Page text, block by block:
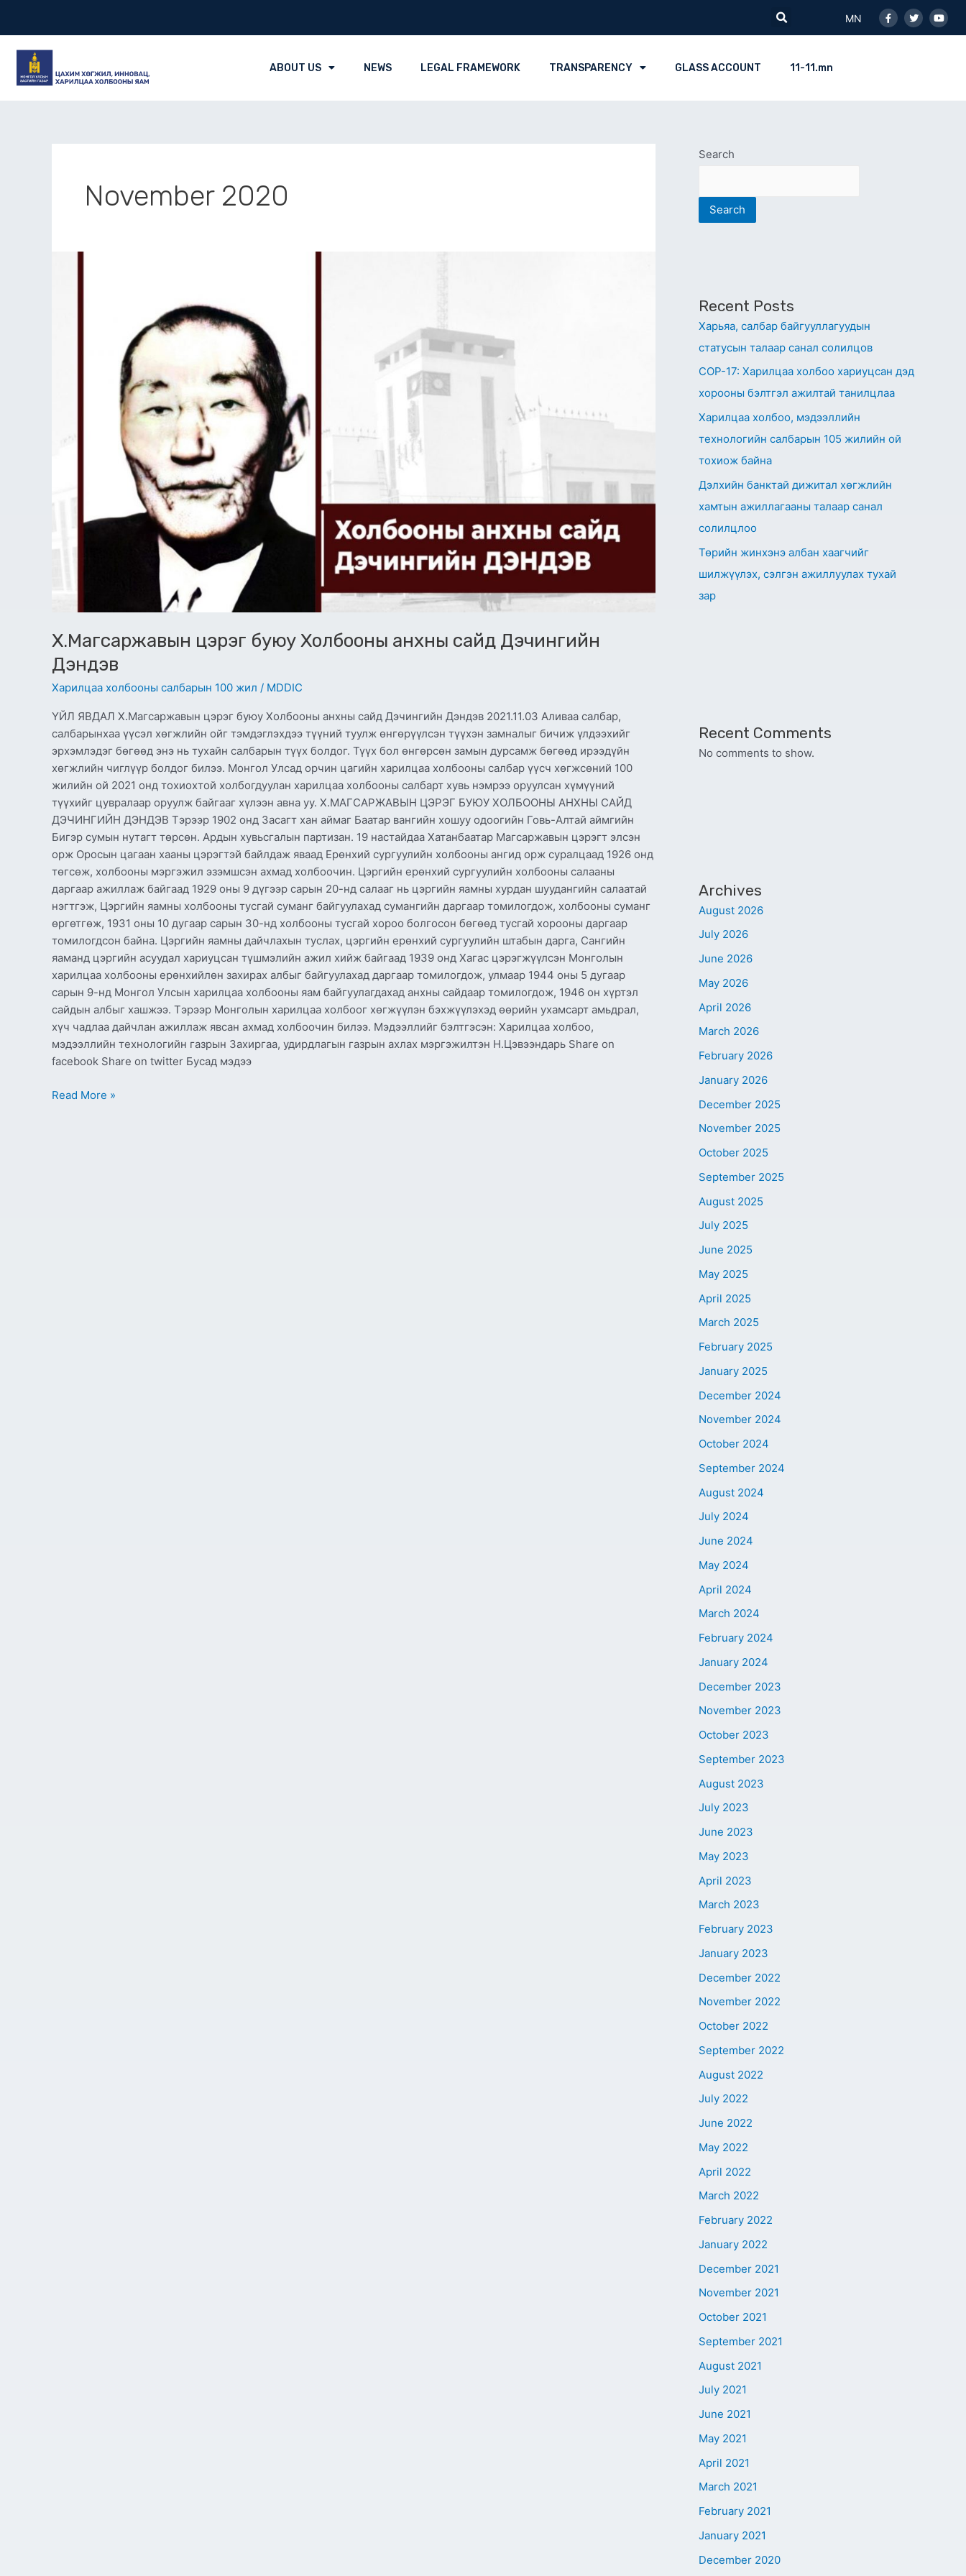
Search
MN
f
ABOUT US NEWS LEGAL FRAMEWORK TRANSPARENCY GLASS ACCOUNT 11-11.mn
November 2020
Х.Магсаржавын цэрэг буюу Холбооны анхны сайд Дэчингийн
Дэндэв
Харилцаа холбооны салбарын 100 жил / MDDIC
ҮЙЛ ЯВДАЛ Х.Магсаржавын цэрэг буюу Холбооны анхны сайд Дэчингийн Дэндэв 2021.11.03 Аливаа салбар,
салбарынхаа үүсэл хөгжлийн ойг тэмдэглэхдээ түүний туулж өнгөрүүлсэн түүхэн замналыг бичиж үлдээхийг
эрхэмлэдэг бөгөөд энэ нь тухайн салбарын түүх болдог. Түүх бол өнгөрсөн замын дурсамж бөгөөд ирээдүйн
хөгжлийн чиглүүр болдог билээ. Монгол Улсад орчин цагийн харилцаа холбооны салбар үүсч хөгжсөний 100
жилийн ой 2021 онд тохиохтой холбогдуулан харилцаа холбооны салбарт хувь нэмрээ оруулсан хүмүүний
түүхийг цувралаар оруулж байгааг хүлээн авна уу. Х.МАГСАРЖАВЫН ЦЭРЭГ БУЮУ ХОЛБООНЫ АНХНЫ САЙД
ДЭЧИНГИЙН ДЭНДЭВ Тэрээр 1902 онд Засагт хан аймаг Баатар вангийн хошуу одоогийн Говь-Алтай аймгийн
Бигэр сумын нутагт төрсөн. Ардын хувьсгалын партизан. 19 настайдаа Хатанбаатар Магсаржавын цэрэгт элсэн
орж Оросын цагаан хааны цэрэгтэй байлдаж яваад Ерөнхий сургуулийн холбооны ангид орж суралцаад 1926 онд
төгсөж, холбооны мэргэжил эзэмшсэн ахмад холбоочин. Цэргийн ерөнхий сургуулийн холбооны салааны
даргаар ажиллаж байгаад 1929 оны 9 дүгээр сарын 20-нд салааг нь цэргийн яамны хурдан шуудангийн салаатай
нэгтгэж, Цэргийн яамны холбооны тусгай суманг байгуулахад сумангийн даргаар томилогдож, холбооны суманг
өргөтгөж, 1931 оны 10 дугаар сарын 30-нд холбооны тусгай хороо болгосон бөгөөд тусгай хорооны даргаар
томилогдсон байна. Цэргийн яамны дайчлахын туслах, цэргийн ерөнхий сургуулийн штабын дарга, Сангийн
яаманд цэргийн асуудал хариуцсан түшмэлийн ажил хийж байгаад 1939 онд Хагас цэрэгжүүлсэн Монголын
харилцаа холбооны ерөнхийлөн захирах албыг байгуулахад даргаар томилогдож, улмаар 1944 оны 5 дугаар
сарын 9-нд Монгол Улсын харилцаа холбооны яам байгуулагдахад анхны сайдаар томилогдож, 1946 он хүртэл
сайдын албыг хашжээ. Тэрээр Монголын харилцаа холбоог хөгжүүлэн бэхжүүлэхэд өөрийн ухамсарт амьдрал,
хүч чадлаа дайчлан ажиллаж явсан ахмад холбоочин билээ. Мэдээллийг бэлтгэсэн: Харилцаа холбоо,
мэдээллийн технологийн газрын Захиргаа, удирдлагын газрын ахлах мэргэжилтэн Н.Цэвээндарь Share on
facebook Share on twitter Бусад мэдээ
Read More »
Search
Search
Recent Posts
Харьяа, салбар байгууллагуудын
статусын талаар санал солилцов
СОР-17: Харилцаа холбоо хариуцсан дэд
хорооны бэлтгэл ажилтай танилцлаа
Харилцаа холбоо, мэдээллийн
технологийн салбарын 105 жилийн ой
тохиож байна
Дэлхийн банктай дижитал хөгжлийн
хамтын ажиллагааны талаар санал
солилцлоо
Төрийн жинхэнэ албан хаагчийг
шилжүүлэх, сэлгэн ажиллуулах тухай
зар
Recent Comments
No comments to show.
Archives
August 2026
July 2026
June 2026
May 2026
April 2026
March 2026
February 2026
January 2026
December 2025
November 2025
October 2025
September 2025
August 2025
July 2025
June 2025
May 2025
April 2025
March 2025
February 2025
January 2025
December 2024
November 2024
October 2024
September 2024
August 2024
July 2024
June 2024
May 2024
April 2024
March 2024
February 2024
January 2024
December 2023
November 2023
October 2023
September 2023
August 2023
July 2023
June 2023
May 2023
April 2023
March 2023
February 2023
January 2023
December 2022
November 2022
October 2022
September 2022
August 2022
July 2022
June 2022
May 2022
April 2022
March 2022
February 2022
January 2022
December 2021
November 2021
October 2021
September 2021
August 2021
July 2021
June 2021
May 2021
April 2021
March 2021
February 2021
January 2021
December 2020